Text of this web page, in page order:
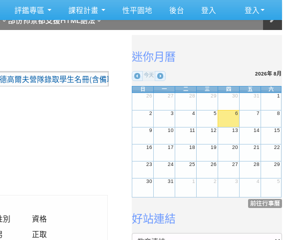
評鑑專區 課程計畫 性平園地 後台 登入
登入
部份佈景都支援HTML語法。
部份佈景都支援HTML語法。
部份佈景都支援HTML語法。
部份佈景都支援HTML語法。
部份佈景都支援HTML語法。
部份佈景都支援HTML語法。
營隊錄取學生名冊(含備取名冊) 2026-07-10重要公告:本校115學年度代理教師甄
別
資格
正取
迷你月曆
今天 2026年 8月
日 一 二 三 四 五
六
26
27 28 29 30 31 1
2 3 4 5 6 7 8
9 10 11 12 13 14 15
16 17 18 19 20 21 22
23 24 25 26 27 28 29
30 31 1 2 3 4 5
前往行事曆
好站連結